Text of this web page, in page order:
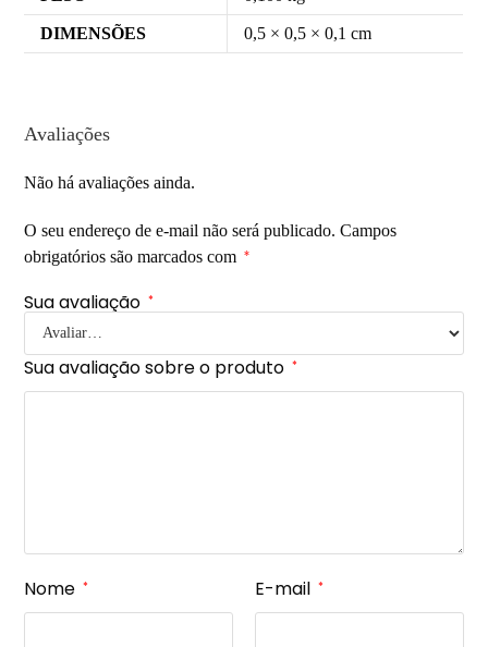
DIMENSÕES 0,5 × 0,5 × 0,1 cm
Avaliações
Não há avaliações ainda.
O seu endereço de e-mail não será publicado. Campos
obrigatórios são marcados com
*
Sua avaliação *
Sua avaliação sobre o produto *
Nome * E-mail *